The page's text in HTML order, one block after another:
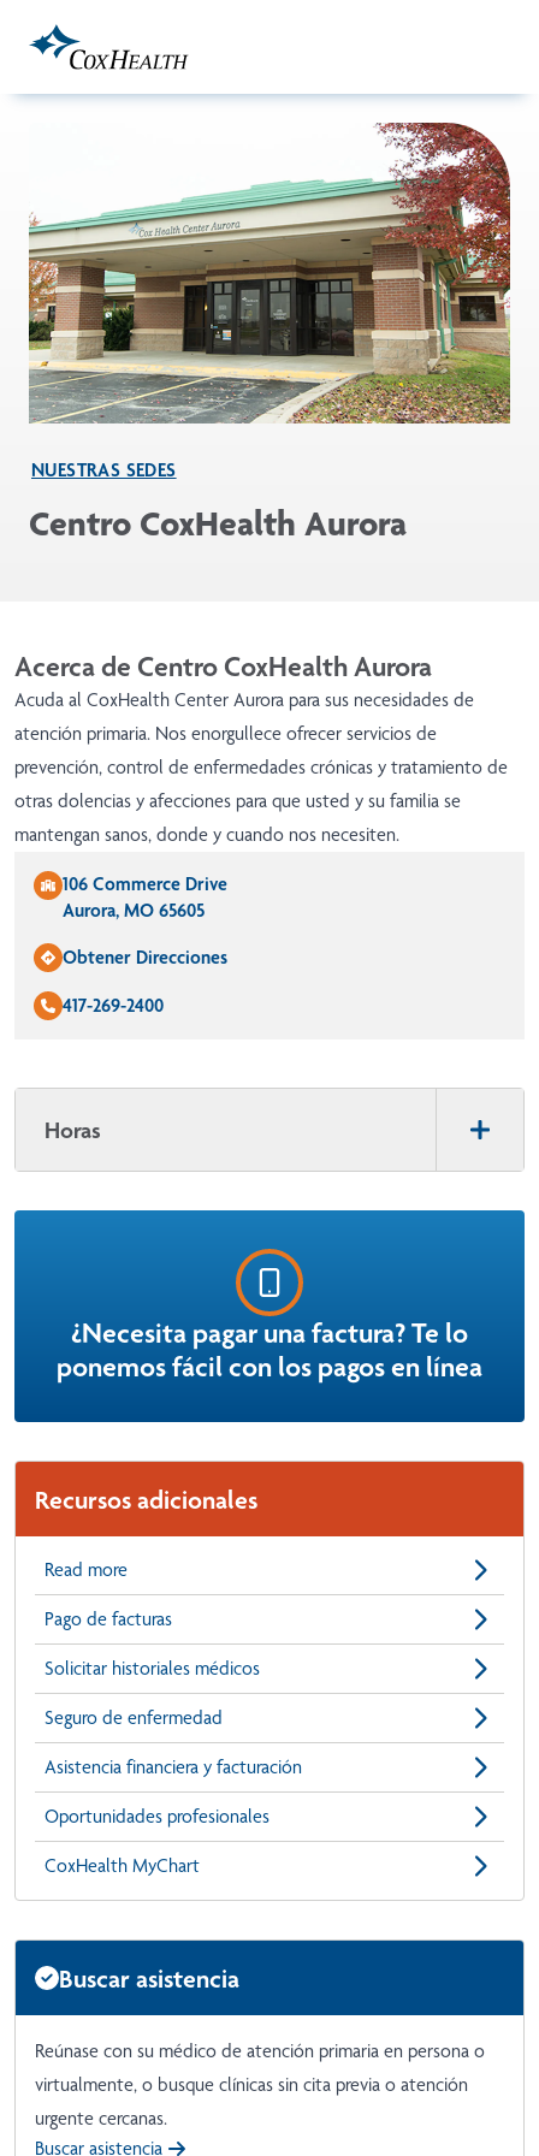
NUESTRAS SEDES
Centro CoxHealth Aurora
Acerca de Centro CoxHealth Aurora
Acuda al CoxHealth Center Aurora para sus necesidades de
atención primaria. Nos enorgullece ofrecer servicios de
prevención, control de enfermedades crónicas y tratamiento de
otras dolencias y afecciones para que usted y su familia se
mantengan sanos, donde y cuando nos necesiten.
106 Commerce Drive
Aurora, MO 65605
Obtener Direcciones
417-269-2400
Horas
¿Necesita pagar una factura? Te lo
ponemos fácil con los pagos en línea
Recursos adicionales
Read more
Pago de facturas
Solicitar historiales médicos
Seguro de enfermedad
Asistencia financiera y facturación
Oportunidades profesionales
CoxHealth MyChart
Buscar asistencia
Reúnase con su médico de atención primaria en persona o
virtualmente, o busque clínicas sin cita previa o atención
urgente cercanas.
Buscar asistencia